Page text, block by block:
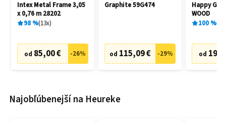
Intex Metal Frame 3,05
x 0,76 m 28202
98% 13x
od 85,00 € -26%
Graphite 59G474
od 115,09 € -29%
Happy
WOOD
100%
od
Najobľúbenejší na Heureke